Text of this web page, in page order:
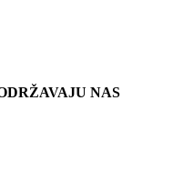
NAS